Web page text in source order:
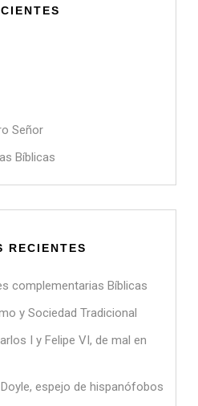
Señor
Bíblicas
RECIENTES
complementarias Bíblicas
y Sociedad Tradicional
I y Felipe VI, de mal en
espejo de hispanófobos